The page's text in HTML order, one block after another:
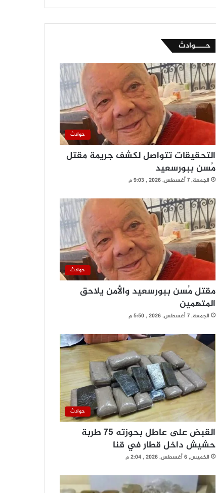
حــــوادث
حوادث
التحقيقات تتواصل لكشف جريمة مقتل
مُسن ببورسعيد
الجمعة, 7 أغسطس, 2026 , 9:03 م
حوادث
مقتل مُسن ببورسعيد والأمن يلاحق
المتهمين
الجمعة, 7 أغسطس, 2026 , 5:50 م
حوادث
القبض على عاطل بحوزته 75 طربة
حشيش داخل قطار في قنا
الخميس, 6 أغسطس, 2026 , 2:04 م